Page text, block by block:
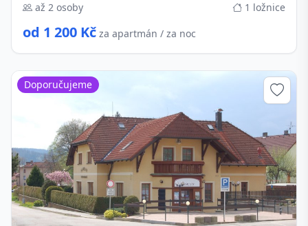
až 2 osoby
1 ložnice
od 1 200 Kč za apartmán / za noc
Doporučujeme